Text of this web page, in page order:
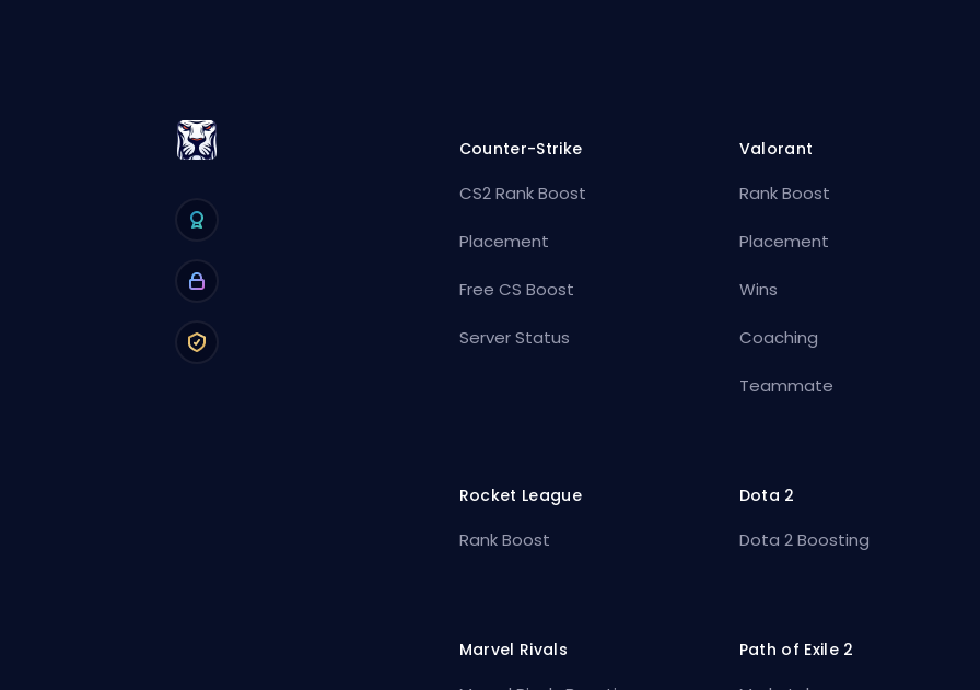
Counter-Strike
CS2 Rank Boost
Placement
Free CS Boost
Server Status
Valorant
Rank Boost
Placement
Wins
Coaching
Teammate
Rocket League
Rank Boost
Dota 2
Dota 2 Boosting
Marvel Rivals Path of Exile 2